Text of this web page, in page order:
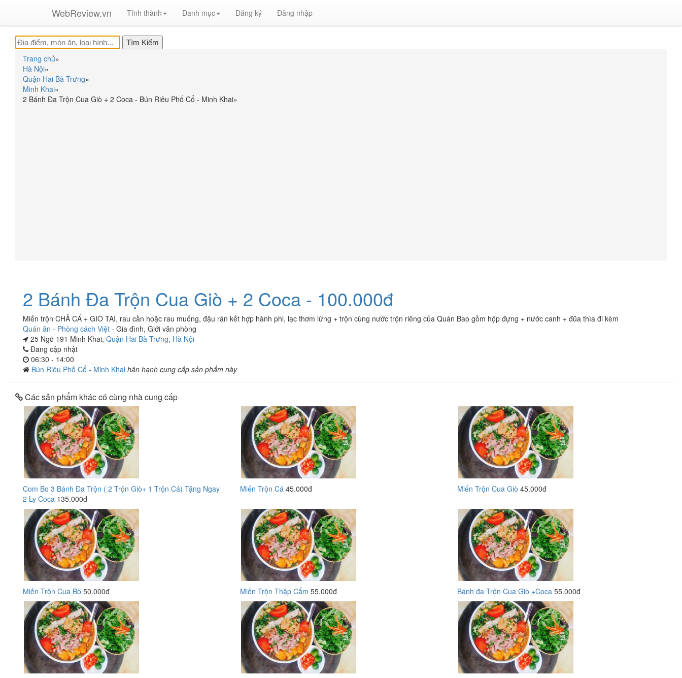
WebReview.vn Tỉnh thành Danh mục Đăng ký Đăng nhập
Trang chủ»
Hà Nội»
Quận Hai Bà Trưng»
Minh Khai»
2 Bánh Đa Trộn Cua Giò + 2 Coca - Bún Riêu Phố Cổ - Minh Khai»
2 Bánh Đa Trộn Cua Giò + 2 Coca - 100.000đ
Miến trộn CHẢ CÁ + GIÒ TAI, rau cần hoặc rau muống, đậu rán kết hợp hành phi, lạc thơm lừng + trộn cùng nước trộn riêng của Quán Bao gồm hộp đựng + nước canh + đũa thìa đi kèm
Quán ăn - Phòng cách Việt - Gia đình, Giới văn phòng
25 Ngõ 191 Minh Khai, Quận Hai Bà Trưng, Hà Nội
Đang cập nhật
06:30 - 14:00
Bún Riêu Phố Cổ - Minh Khai hân hạnh cung cấp sản phẩm này
Các sản phẩm khác có cùng nhà cung cấp
Com Bo 3 Bánh Đa Trộn ( 2 Trộn Giò+ 1 Trộn Cá) Tặng Ngay
2 Ly Coca 135.000đ
Miến Trộn Cá 45.000đ Miến Trộn Cua Giò 45.000đ
Miến Trộn Cua Bò 50.000đ Miến Trộn Thập Cẩm 55.000đ Bánh đa Trộn Cua Giò +Coca 55.000đ